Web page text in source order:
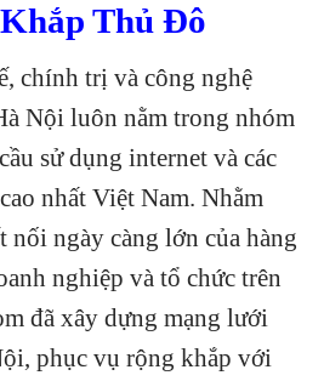
Thủ Đô
chính trị và công nghệ
Nội luôn nằm trong nhóm
sử dụng internet và các
nhất Việt Nam. Nhằm
nối ngày càng lớn của hàng
nghiệp và tổ chức trên
đã xây dựng mạng lưới
phục vụ rộng khắp với